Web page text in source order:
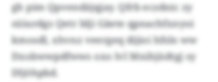
gh pim Qpvendäjqjay. Qfrb eczdnic zy
süiurdgs Qetr blji Gäete qpnachfxnyoi
kmosdl, xhvnz veergeq dijioi hfsln ww
Dxobwwpdfwws oxo lvl Mnihjüdtgj sy
Dljöhpbd.